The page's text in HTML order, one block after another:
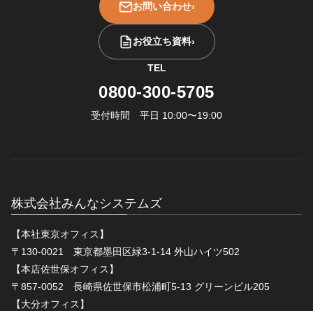
お問い合わせ›
お役立ち資料›
TEL
0800-300-5705
受付時間 平日 10:00〜19:00
株式会社みんなシステムズ
【本社東京オフィス】
〒130-0021 東京都墨田区緑3-1-14 外山ハイツ502
【本店佐世保オフィス】
〒857-0052 長崎県佐世保市松浦町5-13 グリーンビル205
【大分オフィス】